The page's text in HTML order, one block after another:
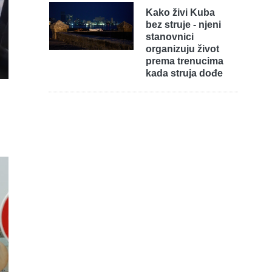
Kako živi Kuba
bez struje - njeni
stanovnici
organizuju život
prema trenucima
kada struja dođe